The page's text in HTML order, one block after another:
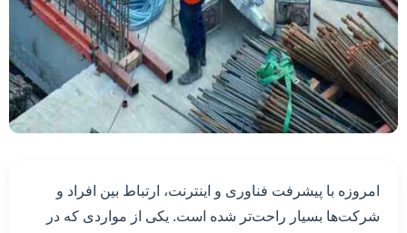
امروزه با پیشرفت فناوری و اینترنت، ارتباط بین افراد و
شرکت‌ها بسیار راحت‌تر شده است. یکی از مواردی که در